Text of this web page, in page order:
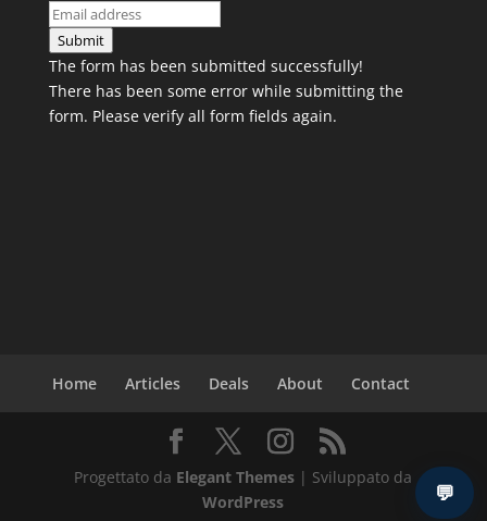
Submit
The form has been submitted successfully!
There has been some error while submitting the
form. Please verify all form fields again.
Home Articles Deals About Contact
Progettato da Elegant Themes | Sviluppato da
WordPress
💬